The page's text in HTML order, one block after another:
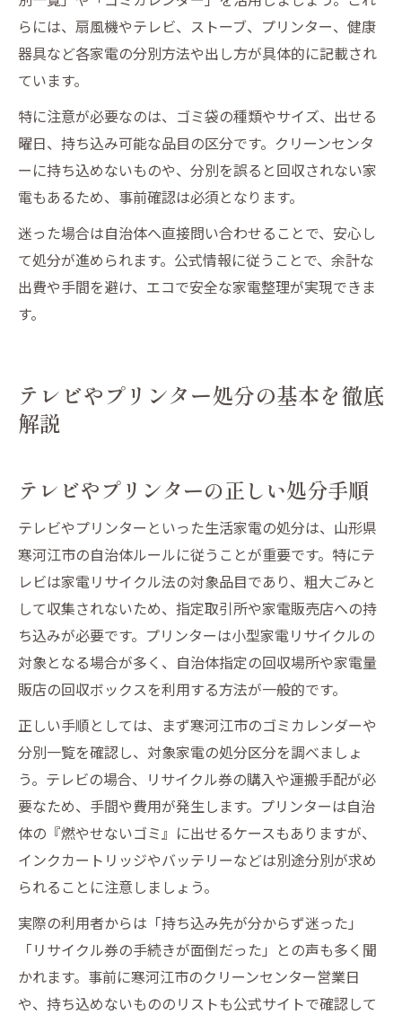
らには、扇風機やテレビ、ストーブ、プリンター、健康
器具など各家電の分別方法や出し方が具体的に記載され
ています。
特に注意が必要なのは、ゴミ袋の種類やサイズ、出せる
曜日、持ち込み可能な品目の区分です。クリーンセンタ
ーに持ち込めないものや、分別を誤ると回収されない家
電もあるため、事前確認は必須となります。
迷った場合は自治体へ直接問い合わせることで、安心し
て処分が進められます。公式情報に従うことで、余計な
出費や手間を避け、エコで安全な家電整理が実現できま
す。
テレビやプリンター処分の基本を徹底
解説
テレビやプリンターの正しい処分手順
テレビやプリンターといった生活家電の処分は、山形県
寒河江市の自治体ルールに従うことが重要です。特にテ
レビは家電リサイクル法の対象品目であり、粗大ごみと
して収集されないため、指定取引所や家電販売店への持
ち込みが必要です。プリンターは小型家電リサイクルの
対象となる場合が多く、自治体指定の回収場所や家電量
販店の回収ボックスを利用する方法が一般的です。
正しい手順としては、まず寒河江市のゴミカレンダーや
分別一覧を確認し、対象家電の処分区分を調べましょ
う。テレビの場合、リサイクル券の購入や運搬手配が必
要なため、手間や費用が発生します。プリンターは自治
体の『燃やせないゴミ』に出せるケースもありますが、
インクカートリッジやバッテリーなどは別途分別が求め
られることに注意しましょう。
実際の利用者からは「持ち込み先が分からず迷った」
「リサイクル券の手続きが面倒だった」との声も多く聞
かれます。事前に寒河江市のクリーンセンター営業日
や、持ち込めないもののリストも公式サイトで確認して